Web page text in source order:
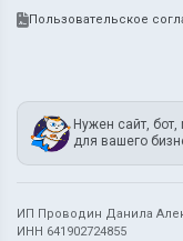
Пользовательское
Нужен сайт,
для вашего
ИП Проводин Данила
ИНН 641902724855